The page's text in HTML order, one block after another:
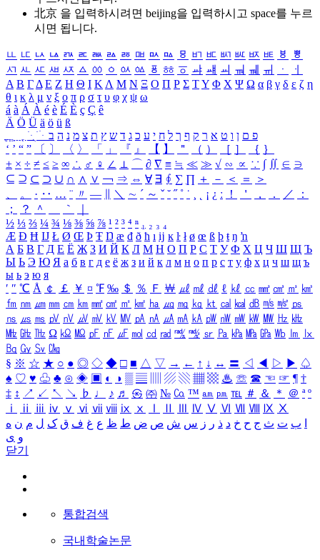
北京 을 입력하시려면 beijing을 입력하시고 space를 누르
시면 됩니다.
ㅥ ㅦ ㅧ ㅨ ㅩ ㅪ ㅫ ㅬ ㅭ ㅮ ㅯ ㅰ ㅱ ㅲ ㅳ ㅴ ㅵ ㅶ ㅷ ㅸ
ㅹ
ㅺ ㅻ ㅼ ㅽ ㅾ ㅿ ㆀ ㆁ ㆂ ㆃ ㆄ ㆅ ㆆ ㆇ ㆈ ㆉ ㆊ ㆋ ㆌ ㆍ
ㆎ
Α Β ΓΔ Ε Ζ Η Θ Ι ΚΛ Μ Ν Ξ Ο Π Ρ Σ ΤΥ Φ Χ Ψ Ω α β γ δ ε ζ η
θ ι κ λ μ ν ξ ο π ρ σ τ υ φ χ ψ ω
á à Á À é è É È ç Ç ê
Ä Ö Ü ä ö ü ß
ִֶֹ ֻּ ׁׂ פ ם ן ו ט א ר ק ף ך ל ח י ע כ ג ד ש ץ ת צ מ נ ה ב
‘ ’ “ ” 〔 〕 〈 〉 「 」 『 』 【 】 ＂ （ ） ［ ］ ｛ ｝
± × ÷ ≠ ≤ ≥ ∞ ∴ ♂ ♀ ∠ ⊥ ⌒ ∂ ∇ ≡ ≒ ≪ ≫ √ ∽ ∝ ∵ ∫ ∬ ∈ ∋
⊆ ⊇ ⊂ ⊃ ∪ ∩ ∧ ∨ ￢ ⇒ ⇔ ∀ ∃ ∮ ∑ ∏ ＋ － ＜ ＝
＞
、
。 · ‥ … ¨ 〃 ― ＼ ∼ ´ ～ ˇ ˘ ˝ ˚ ˙ ¸ ¡ ¿ ː ！ ＇ ， ． ／
：
；
？ ＾ ｀
½ ⅓ ⅔ ¼ ¾ ⅛ ⅜ ⅝ ⅞ ¹ ² ³ ⁴ ⁿ ₁ ₂ ₃ ₄
Æ Ð Ħ Ĳ Ł Ø Œ Þ Ŧ Ŋ æ đ ð ħ ı ĳ ĸ ŀ ł ø œ ß þ ŧ ŋ ŉ
А Б В Г Д Е Ё Ж З И Й К Л М Н О П Р С Т У Ф Х Ц Ч Ш Щ Ъ
Ы Ь Э Ю Я а б в г д е ё ж з и й к л м н о п р с т у ф х ц ч ш щ ъ
ы ь э ю я
′ ″ ℃ Å ￠ ￡ ￥ ¤ ℉ ‰ ＄ ％ Ｆ ￦ ㎕ ㎖ ㎗ ℓ ㎘ ㏄ ㎣ ㎤ ㎥ ㎦
㎙ ㎚ ㎛ ㎜ ㎝ ㎞ ㎟ ㎠ ㎡ ㎢ ㏊ ㎍ ㎎ ㎏ ㏏ ㎈ ㎉ ㏈ ㎧ ㎨ ㎰
㎱ ㎲ ㎳ ㎴ ㎵ ㎶ ㎷ ㎸ ㎹ ㎀ ㎁ ㎂ ㎃ ㎄ ㎺ ㎻ ㎽ ㎾ ㎿ ㎐ ㎑
㎒ ㎓ ㎔ Ω ㏀ ㏁ ㎊ ㎋ ㎌ ㏖ ㏅ ㎭ ㎮ ㎯ ㏛ ㎩ ㎪ ㎫ ㎬ ㏝ ㏐
㏓
㏃ ㏉ ㏜ ㏆
§ ※ ☆ ★ ○ ● ◎ ◇ ◆ □ ■ △ ▽ → ← ↑ ↓ ↔ 〓 ◁ ◀ ▷ ▶ ♤
♠ ♡ ♥ ♧ ♣ ⊙ ◈ ▣ ◐ ◑ ▒ ▤ ▨ ▧ ▦ ▩ ♨ ☏ ☎ ☜ ☞ ¶ †
‡ ↕ ↗ ↙ ↖ ↘ ♭ ♩ ♪ ♬ ㉿ ㈜ № ㏇ ™ ㏂ ㏘ ℡ ＃ ＆ ＊ ＠ ª º
ⅰ
ⅱ ⅲ ⅳ ⅴ ⅵ ⅶ ⅷ ⅸ ⅹ Ⅳ Ⅴ Ⅵ Ⅶ Ⅷ Ⅸ Ⅹ
ب ت ث ج ح خ د ذ ر ز س ش ص ض ط ظ ع غ ف ق ک ل م ن ه
و ی
닫기
통합검색
국내학술논문